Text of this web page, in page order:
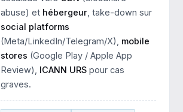
abuse) et hébergeur , take-down sur
social platforms
(Meta/LinkedIn/Telegram/X), mobile
stores (Google Play / Apple App
Review), ICANN URS pour cas
graves.